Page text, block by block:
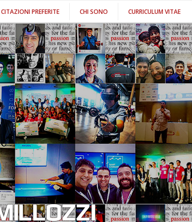
CITAZIONI PREFERITE CHI SONO CURRICULUM VITAE